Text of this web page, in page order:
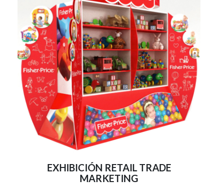
EXHIBICIÓN RETAIL TRADE
MARKETING